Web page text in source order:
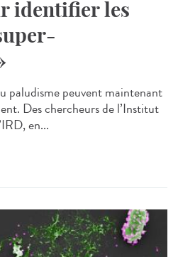
identifier les
paludisme peuvent maintenant
Des chercheurs de l’Institut
en...